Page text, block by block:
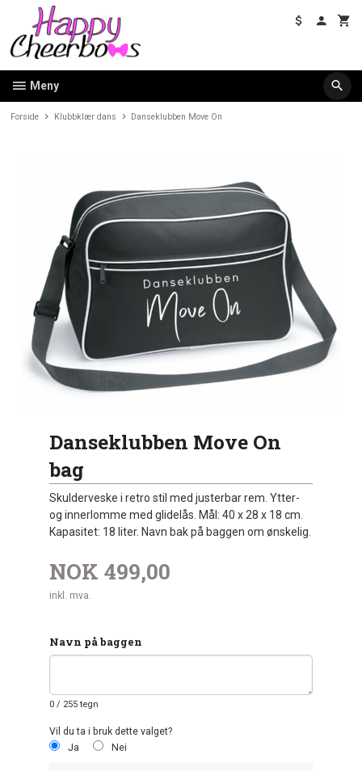
innholdet
Meny
Forside Klubbklær dans Danseklubben Move On
Danseklubben Move On
bag
Skulderveske i retro stil med justerbar rem. Ytter-
og innerlomme med glidelås. Mål: 40 x 28 x 18 cm.
Kapasitet: 18 liter. Navn bak på baggen om ønskelig.
NOK 499,00
inkl. mva.
Navn på baggen
0 / 255 tegn
Vil du ta i bruk dette valget?
Ja
Nei